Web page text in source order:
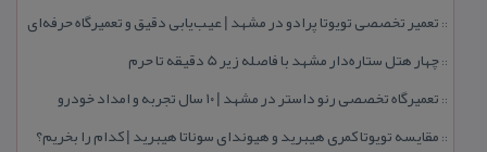
:: تعمیر تخصصی تویوتا پرادو در مشهد | عیب‌یابی دقیق و تعمیرگاه حرفه‌ای
::چهار هتل‌ ستاره‌دار مشهد با فاصله زیر 5 دقیقه تا حرم
:: تعمیرگاه تخصصی رنو داستر در مشهد | ۱۰ سال تجربه و امداد خودرو
:: مقایسه تویوتا كمری هیبرید و هیوندای سوناتا هیبرید | كدام را بخریم؟